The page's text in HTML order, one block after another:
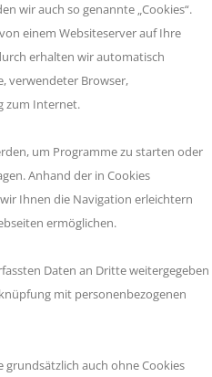
wir auch so genannte „Cookies“.
einem Websiteserver auf Ihre
erhalten wir automatisch
verwendeter Browser,
zum Internet.
um Programme zu starten oder
Anhand der in Cookies
Ihnen die Navigation erleichtern
ermöglichen.
Daten an Dritte weitergegeben
mit personenbezogenen
grundsätzlich auch ohne Cookies